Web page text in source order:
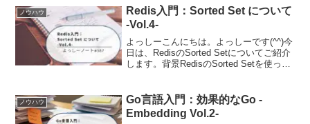
います。動作環境について...
ノウハウ
Redis入門：Sorted Set について
-Vol.4-
よっしーこんにちは。よっしーです(^^)今
日は、RedisのSorted Setについてご紹介
します。背景RedisのSorted Setを使った
います。動作環境について...
ノウハウ
Go言語入門：効果的なGo -
Embedding Vol.2-